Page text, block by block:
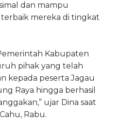
dan mampu
mereka di tingkat
Kabupaten
pihak yang telah
kepada peserta Jagau
Raya hingga berhasil
ujar Dina saat
Rabu.